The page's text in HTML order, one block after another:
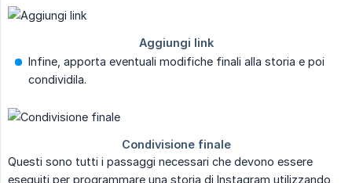
Infine, apporta eventuali modifiche finali alla storia e poi
condividila.
Questi sono tutti i passaggi necessari che devono essere
eseguiti per programmare una storia di Instagram utilizzando